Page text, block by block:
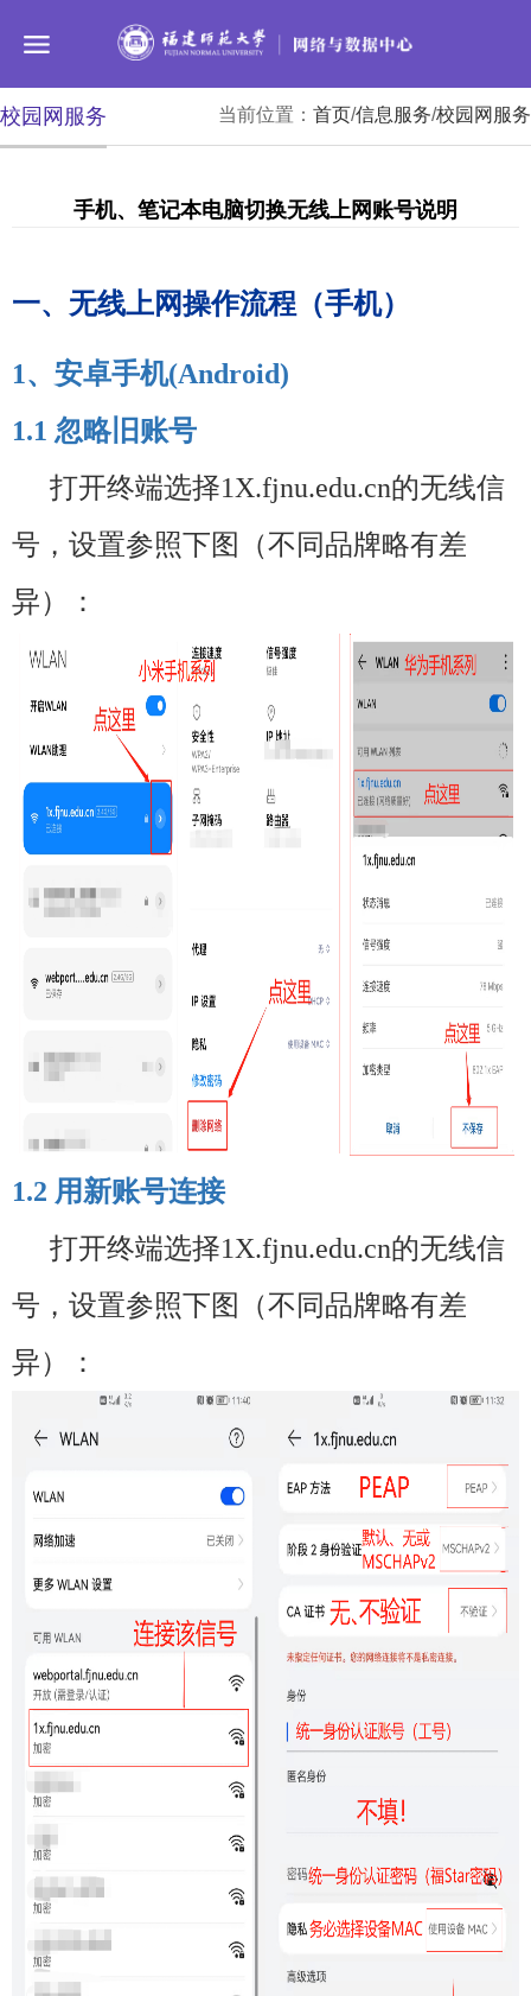
当前位置： 首页/信息服务/校园网服务
校园网服务
手机、笔记本电脑切换无线上网账号说明
一、无线上网操作流程（手机）
1、安卓手机(Android)
1.1 忽略旧账号
打开终端选择1X.fjnu.edu.cn的无线信
号，设置参照下图（不同品牌略有差
异）：
1.2 用新账号连接
打开终端选择1X.fjnu.edu.cn的无线信
号，设置参照下图（不同品牌略有差
异）：